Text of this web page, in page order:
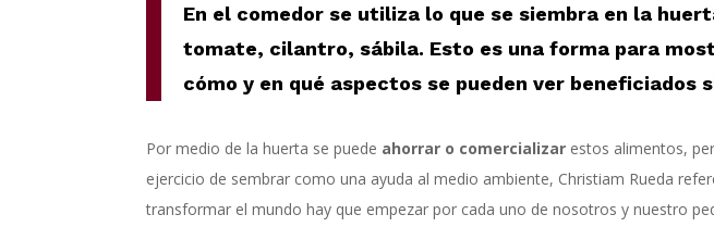
En el comedor se utiliza lo que se siembra en la
tomate, cilantro, sábila. Esto es una forma para
cómo y en qué aspectos se pueden ver beneficiados
Por medio de la huerta se puede ahorrar o comercializar estos alimentos,
ejercicio de sembrar como una ayuda al medio ambiente, Christiam Rueda
transformar el mundo hay que empezar por cada uno de nosotros y nuestro